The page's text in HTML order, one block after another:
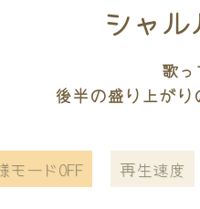
シャル
歌
後半の盛り上がり
モードOFF 再生速度